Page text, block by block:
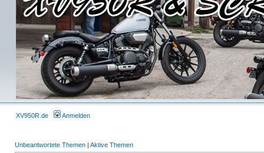
XV950R.de Anmelden
Unbeantwortete Themen | Aktive Themen